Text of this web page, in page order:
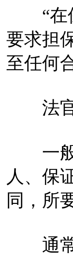
“在保
要求担
至任何
法官
一般
人、保
同，所
通常